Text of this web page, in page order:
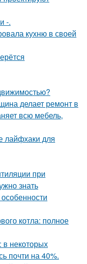
-.
кухню в своей
делает ремонт в
всю мебель,
лайфхаки для
при
знать
котла: полное
в некоторых
почти на 40%.